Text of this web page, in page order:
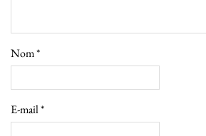
Nom*
E-mail*